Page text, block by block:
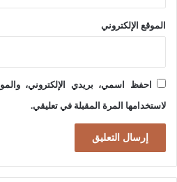
ي
ل
ع
ا
م
الموقع الإلكتروني
احفظ اسمي، بريدي الإلكتروني،
لاستخدامها المرة المقبلة في تعليقي.